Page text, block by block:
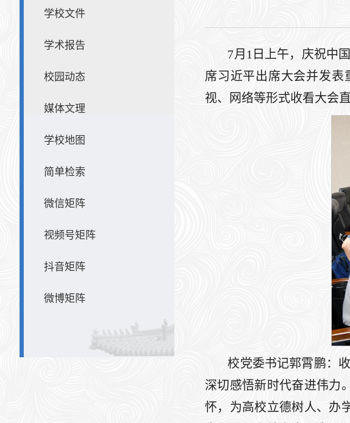
学校文件
学术报告
校园动态
媒体文理
学校地图
简单检索
微信矩阵
视频号矩阵
抖音矩阵
微博矩阵
7月1日上午，庆祝中
席习近平出席大会并发
视、网络等形式收看大会
校党委书记郭霄鹏：
深切感悟新时代奋进伟力
怀，为高校立德树人、办